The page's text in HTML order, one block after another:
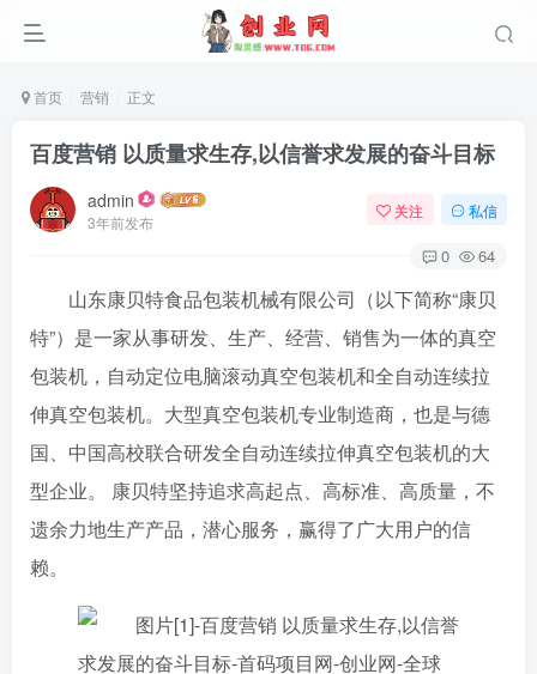
首页 营销 正文
百度营销 以质量求生存,以信誉求发展的奋斗目标
admin
3年前发布
关注 私信
0 64
山东康贝特食品包装机械有限公司（以下简称“康贝
特”）是一家从事研发、生产、经营、销售为一体的真空
包装机，自动定位电脑滚动真空包装机和全自动连续拉
伸真空包装机。大型真空包装机专业制造商，也是与德
国、中国高校联合研发全自动连续拉伸真空包装机的大
型企业。 康贝特坚持追求高起点、高标准、高质量，不
遗余力地生产产品，潜心服务，赢得了广大用户的信
赖。